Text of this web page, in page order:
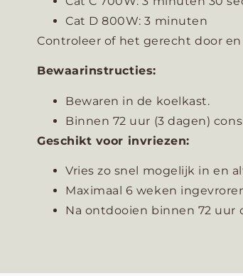
Cat D 800W: 3 minuten
Controleer of het gerecht door
Bewaarinstructies:
Bewaren in de koelkast.
Binnen 72 uur (3 dagen)
Geschikt voor invriezen:
Vries zo snel mogelijk in en
Maximaal 6 weken
Na ontdooien binnen 72 uur